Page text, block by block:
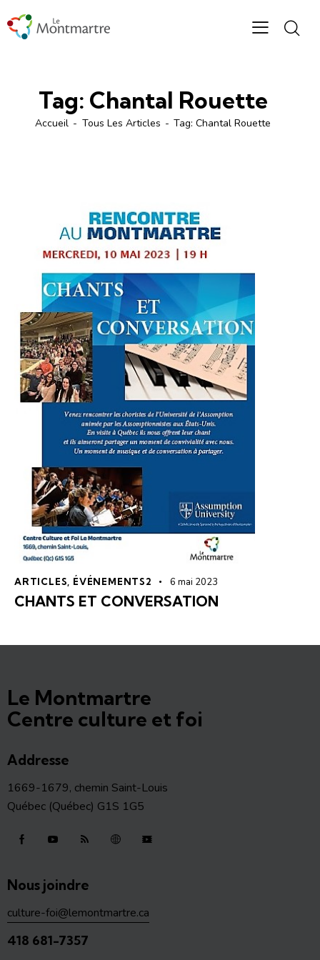
Tag: Chantal Rouette
Accueil Tous Les Articles Tag: Chantal Rouette
ARTICLES ÉVÉNEMENTS2 6 mai 2023
CHANTS ET CONVERSATION
Le Montmartre
Centre culture et foi
Addresse
1669-1679, chemin Saint-Louis
Québec (Québec) G1S 1G5
Nous joindre
culture-foi@lemontmartre.ca
418 681-7357